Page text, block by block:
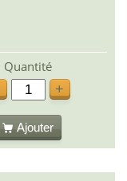
Quantité
+
Ajouter